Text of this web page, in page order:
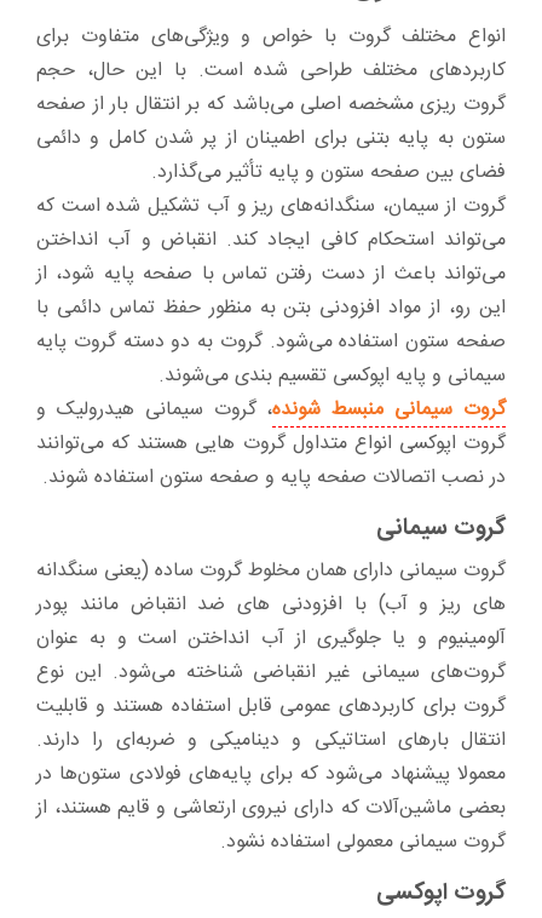
انواع مختلف گروت با خواص و ویژگی‌‌های متفاوت برای
کاربردهای مختلف طراحی شده است. با این حال، حجم
گروت ریزی مشخصه اصلی می‌باشد که بر انتقال بار از صفحه
ستون به پایه بتنی برای اطمینان از پر شدن کامل و دائمی
فضای بین صفحه ستون و پایه تأثیر می‌گذارد.
گروت‌ از سیمان، سنگدانه‌های ریز و آب تشکیل شده است که
می‌تواند استحکام کافی ایجاد کند. انقباض و آب انداختن
می‌تواند باعث از دست رفتن تماس با صفحه پایه شود، از
این رو، از مواد افزودنی بتن به منظور حفظ تماس دائمی با
صفحه ستون استفاده می‌شود. گروت‌ به دو دسته گروت پایه
سیمانی و پایه اپوکسی تقسیم بندی می‌شوند.
گروت سیمانی منبسط شونده، گروت سیمانی هیدرولیک و
گروت اپوکسی انواع متداول گروت هایی هستند که می‌توانند
در نصب اتصالات صفحه پایه و صفحه ستون استفاده شوند.
گروت سیمانی
گروت سیمانی دارای همان مخلوط گروت ساده (یعنی سنگدانه
های ریز و آب) با افزودنی های ضد انقباض مانند پودر
آلومینیوم و یا جلوگیری از آب انداختن است و به عنوان
گروت‌های سیمانی غیر انقباضی شناخته می‌شود. این نوع
گروت برای کاربردهای عمومی قابل استفاده هستند و قابلیت
انتقال بارهای استاتیکی و دینامیکی و ضربه‌ای را دارند.
معمولا پیشنهاد می‌شود که برای پایه‌های فولادی ستون‌ها در
بعضی ماشین‌آلات که دارای نیروی ارتعاشی و قایم هستند، از
گروت سیمانی معمولی استفاده نشود.
گروت اپوکسی